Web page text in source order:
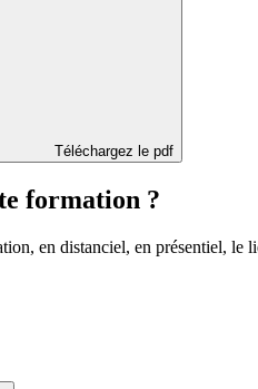
Téléchargez le pdf
formation ?
en distanciel, en présentiel, le